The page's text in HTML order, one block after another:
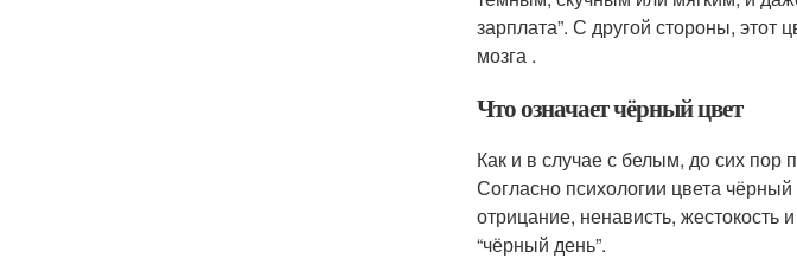
зарплата”. С другой стороны, этот
мозга .
Что означает чёрный цвет
Как и в случае с белым, до сих
Согласно психологии цвета
отрицание, ненависть,
“чёрный день”.